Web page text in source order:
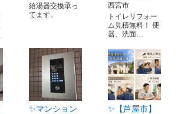
給湯器交換承っ
てます。
西宮市
トイレリフォー
ム見積無料！ 便
器、洗面…
✨マンション ✨【芦屋市】